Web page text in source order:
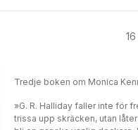
16
Tredje boken om Monica
»G. R. Halliday faller inte för
trissa upp skräcken, utan